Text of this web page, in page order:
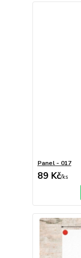
Panel - 017
89 Kč/ks